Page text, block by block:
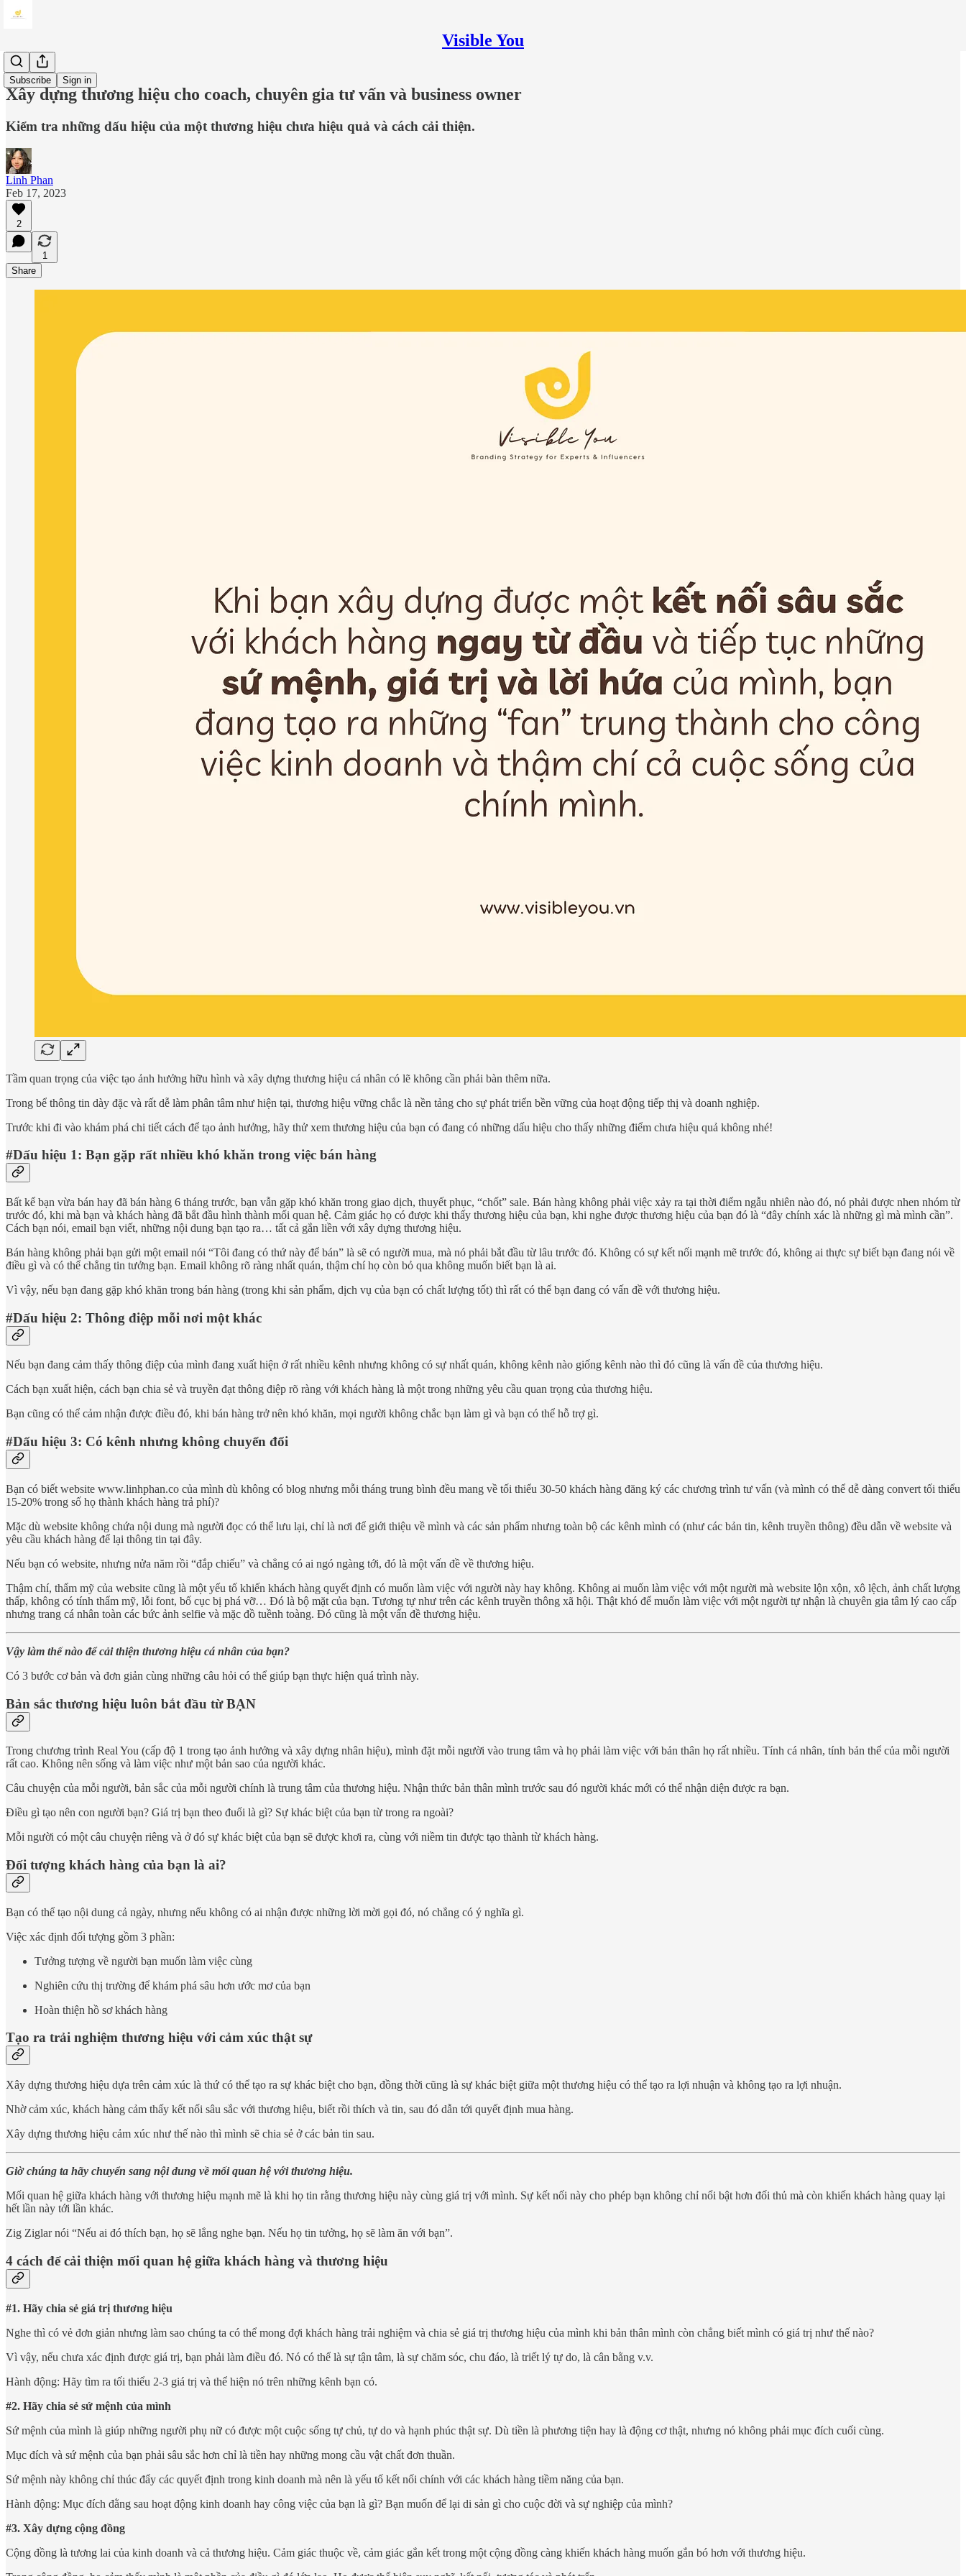
Visible You
Subscribe Sign in
Guides
Xây dựng thương hiệu cho coach, chuyên gia tư vấn và business owner
Kiểm tra những dấu hiệu của một thương hiệu chưa hiệu quả và cách cải thiện.
Linh Phan
Feb 17, 2023
2
1
Share
Tầm quan trọng của việc tạo ảnh hưởng hữu hình và xây dựng thương hiệu cá nhân có lẽ không cần phải bàn thêm nữa.
Trong bể thông tin dày đặc và rất dễ làm phân tâm như hiện tại, thương hiệu vững chắc là nền tảng cho sự phát triển bền vững của hoạt động tiếp thị và doanh nghiệp.
Trước khi đi vào khám phá chi tiết cách để tạo ảnh hưởng, hãy thử xem thương hiệu của bạn có đang có những dấu hiệu cho thấy những điểm chưa hiệu quả không nhé!
#Dấu hiệu 1: Bạn gặp rất nhiều khó khăn trong việc bán hàng
Bất kể bạn vừa bán hay đã bán hàng 6 tháng trước, bạn vẫn gặp khó khăn trong giao dịch, thuyết phục, “chốt” sale. Bán hàng không phải việc xảy ra tại thời điểm ngẫu nhiên nào đó, nó phải được nhen nhóm từ
trước đó, khi mà bạn và khách hàng đã bắt đầu hình thành mối quan hệ. Cảm giác họ có được khi thấy thương hiệu của bạn, khi nghe được thương hiệu của bạn đó là “đây chính xác là những gì mà mình cần”.
Cách bạn nói, email bạn viết, những nội dung bạn tạo ra… tất cả gắn liền với xây dựng thương hiệu.
Bán hàng không phải bạn gửi một email nói “Tôi đang có thứ này để bán” là sẽ có người mua, mà nó phải bắt đầu từ lâu trước đó. Không có sự kết nối mạnh mẽ trước đó, không ai thực sự biết bạn đang nói về
điều gì và có thể chẳng tin tưởng bạn. Email không rõ ràng nhất quán, thậm chí họ còn bỏ qua không muốn biết bạn là ai.
Vì vậy, nếu bạn đang gặp khó khăn trong bán hàng (trong khi sản phẩm, dịch vụ của bạn có chất lượng tốt) thì rất có thể bạn đang có vấn đề với thương hiệu.
#Dấu hiệu 2: Thông điệp mỗi nơi một khác
Nếu bạn đang cảm thấy thông điệp của mình đang xuất hiện ở rất nhiều kênh nhưng không có sự nhất quán, không kênh nào giống kênh nào thì đó cũng là vấn đề của thương hiệu.
Cách bạn xuất hiện, cách bạn chia sẻ và truyền đạt thông điệp rõ ràng với khách hàng là một trong những yêu cầu quan trọng của thương hiệu.
Bạn cũng có thể cảm nhận được điều đó, khi bán hàng trở nên khó khăn, mọi người không chắc bạn làm gì và bạn có thể hỗ trợ gì.
#Dấu hiệu 3: Có kênh nhưng không chuyển đổi
Bạn có biết website www.linhphan.co của mình dù không có blog nhưng mỗi tháng trung bình đều mang về tối thiểu 30-50 khách hàng đăng ký các chương trình tư vấn (và mình có thể dễ dàng convert tối thiểu
15-20% trong số họ thành khách hàng trả phí)?
Mặc dù website không chứa nội dung mà người đọc có thể lưu lại, chỉ là nơi để giới thiệu về mình và các sản phẩm nhưng toàn bộ các kênh mình có (như các bản tin, kênh truyền thông) đều dẫn về website và
yêu cầu khách hàng để lại thông tin tại đây.
Nếu bạn có website, nhưng nửa năm rồi “đắp chiếu” và chẳng có ai ngó ngàng tới, đó là một vấn đề về thương hiệu.
Thậm chí, thẩm mỹ của website cũng là một yếu tố khiến khách hàng quyết định có muốn làm việc với người này hay không. Không ai muốn làm việc với một người mà website lộn xộn, xô lệch, ảnh chất lượng
thấp, không có tính thẩm mỹ, lỗi font, bố cục bị phá vỡ… Đó là bộ mặt của bạn. Tương tự như trên các kênh truyền thông xã hội. Thật khó để muốn làm việc với một người tự nhận là chuyên gia tâm lý cao cấp
nhưng trang cá nhân toàn các bức ảnh selfie và mặc đồ tuềnh toàng. Đó cũng là một vấn đề thương hiệu.
Vậy làm thế nào để cải thiện thương hiệu cá nhân của bạn?
Có 3 bước cơ bản và đơn giản cùng những câu hỏi có thể giúp bạn thực hiện quá trình này.
Bản sắc thương hiệu luôn bắt đầu từ BẠN
Trong chương trình Real You (cấp độ 1 trong tạo ảnh hưởng và xây dựng nhân hiệu), mình đặt mỗi người vào trung tâm và họ phải làm việc với bản thân họ rất nhiều. Tính cá nhân, tính bản thể của mỗi người
rất cao. Không nên sống và làm việc như một bản sao của người khác.
Câu chuyện của mỗi người, bản sắc của mỗi người chính là trung tâm của thương hiệu. Nhận thức bản thân mình trước sau đó người khác mới có thể nhận diện được ra bạn.
Điều gì tạo nên con người bạn? Giá trị bạn theo đuổi là gì? Sự khác biệt của bạn từ trong ra ngoài?
Mỗi người có một câu chuyện riêng và ở đó sự khác biệt của bạn sẽ được khơi ra, cùng với niềm tin được tạo thành từ khách hàng.
Đối tượng khách hàng của bạn là ai?
Bạn có thể tạo nội dung cả ngày, nhưng nếu không có ai nhận được những lời mời gọi đó, nó chẳng có ý nghĩa gì.
Việc xác định đối tượng gồm 3 phần:
Tưởng tượng về người bạn muốn làm việc cùng
Nghiên cứu thị trường để khám phá sâu hơn ước mơ của bạn
Hoàn thiện hồ sơ khách hàng
Tạo ra trải nghiệm thương hiệu với cảm xúc thật sự
Xây dựng thương hiệu dựa trên cảm xúc là thứ có thể tạo ra sự khác biệt cho bạn, đồng thời cũng là sự khác biệt giữa một thương hiệu có thể tạo ra lợi nhuận và không tạo ra lợi nhuận.
Nhờ cảm xúc, khách hàng cảm thấy kết nối sâu sắc với thương hiệu, biết rồi thích và tin, sau đó dẫn tới quyết định mua hàng.
Xây dựng thương hiệu cảm xúc như thế nào thì mình sẽ chia sẻ ở các bản tin sau.
Giờ chúng ta hãy chuyển sang nội dung về mối quan hệ với thương hiệu.
Mối quan hệ giữa khách hàng với thương hiệu mạnh mẽ là khi họ tin rằng thương hiệu này cùng giá trị với mình. Sự kết nối này cho phép bạn không chỉ nổi bật hơn đối thủ mà còn khiến khách hàng quay lại
hết lần này tới lần khác.
Zig Ziglar nói “Nếu ai đó thích bạn, họ sẽ lắng nghe bạn. Nếu họ tin tưởng, họ sẽ làm ăn với bạn”.
4 cách để cải thiện mối quan hệ giữa khách hàng và thương hiệu
#1. Hãy chia sẻ giá trị thương hiệu
Nghe thì có vẻ đơn giản nhưng làm sao chúng ta có thể mong đợi khách hàng trải nghiệm và chia sẻ giá trị thương hiệu của mình khi bản thân mình còn chẳng biết mình có giá trị như thế nào?
Vì vậy, nếu chưa xác định được giá trị, bạn phải làm điều đó. Nó có thể là sự tận tâm, là sự chăm sóc, chu đáo, là triết lý tự do, là cân bằng v.v.
Hành động: Hãy tìm ra tối thiểu 2-3 giá trị và thể hiện nó trên những kênh bạn có.
#2. Hãy chia sẻ sứ mệnh của mình
Sứ mệnh của mình là giúp những người phụ nữ có được một cuộc sống tự chủ, tự do và hạnh phúc thật sự. Dù tiền là phương tiện hay là động cơ thật, nhưng nó không phải mục đích cuối cùng.
Mục đích và sứ mệnh của bạn phải sâu sắc hơn chỉ là tiền hay những mong cầu vật chất đơn thuần.
Sứ mệnh này không chỉ thúc đẩy các quyết định trong kinh doanh mà nên là yếu tố kết nối chính với các khách hàng tiềm năng của bạn.
Hành động: Mục đích đằng sau hoạt động kinh doanh hay công việc của bạn là gì? Bạn muốn để lại di sản gì cho cuộc đời và sự nghiệp của mình?
#3. Xây dựng cộng đồng
Cộng đồng là tương lai của kinh doanh và cả thương hiệu. Cảm giác thuộc về, cảm giác gắn kết trong một cộng đồng càng khiến khách hàng muốn gắn bó hơn với thương hiệu.